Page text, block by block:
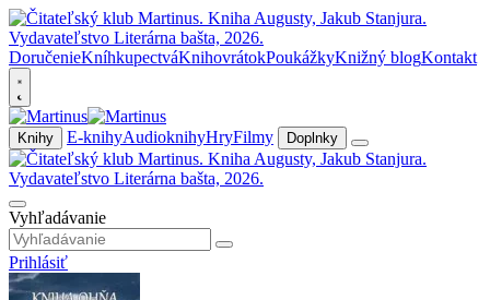
DoručenieKníhkupectváKnihovrátokPoukážkyKnižný blogKontakt
Knihy E-knihyAudioknihyHryFilmy Doplnky
Vyhľadávanie
Prihlásiť